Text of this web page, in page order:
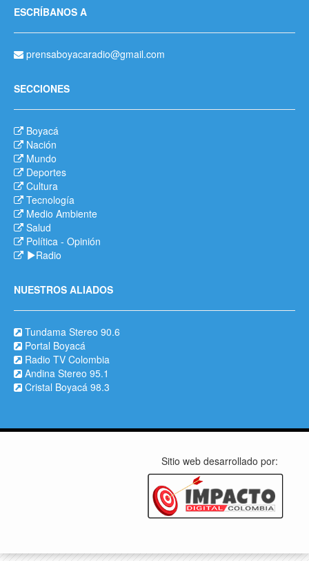
ESCRÍBANOS A
prensaboyacaradio@gmail.com
SECCIONES
Boyacá
Nación
Mundo
Deportes
Cultura
Tecnología
Medio Ambiente
Salud
Política - Opinión
Radio
NUESTROS ALIADOS
Tundama Stereo 90.6
Portal Boyacá
Radio TV Colombia
Andina Stereo 95.1
Cristal Boyacá 98.3
Sitio web desarrollado por: